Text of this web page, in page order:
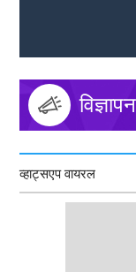
विज्ञापन
व्हाट्सएप वायरल